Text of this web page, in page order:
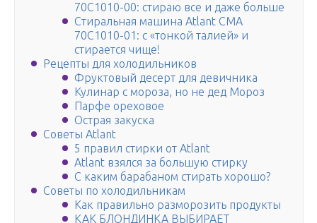
70С1010-00: стираю все и даже больше
Стиральная машина Atlant СМА
70С1010-01: с «тонкой талией» и
стирается чище!
Рецепты для холодильников
Фруктовый десерт для девичника
Кулинар с мороза, но не дед Мороз
Парфе ореховое
Острая закуска
Советы Atlant
5 правил стирки от Atlant
Atlant взялся за большую стирку
С каким барабаном стирать хорошо?
Советы по холодильникам
Как правильно разморозить продукты
КАК БЛОНДИНКА ВЫБИРАЕТ